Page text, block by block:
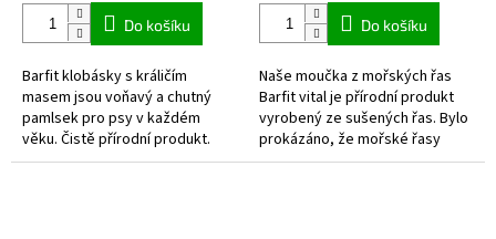
Do košíku
Barfit klobásky s králičím
masem jsou voňavý a chutný
pamlsek pro psy v každém
věku. Čistě přírodní produkt.
Barfit klobásky jsou
Do košíku
Naše moučka z mořských řas
Barfit vital je přírodní produkt
vyrobený ze sušených řas. Bylo
prokázáno, že mořské řasy
poskytují důležité minerály a